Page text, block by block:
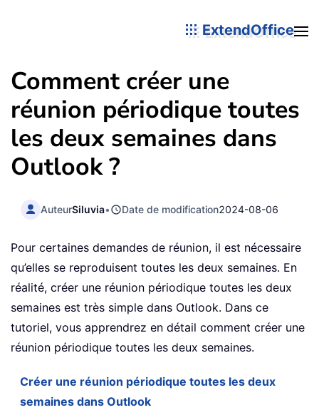
ExtendOffice
Comment créer une
réunion périodique toutes
les deux semaines dans
Outlook ?
AuteurSiluvia• Date de modification2024-08-06
Pour certaines demandes de réunion, il est nécessaire
qu’elles se reproduisent toutes les deux semaines. En
réalité, créer une réunion périodique toutes les deux
semaines est très simple dans Outlook. Dans ce
tutoriel, vous apprendrez en détail comment créer une
réunion périodique toutes les deux semaines.
Créer une réunion périodique toutes les deux
semaines dans Outlook